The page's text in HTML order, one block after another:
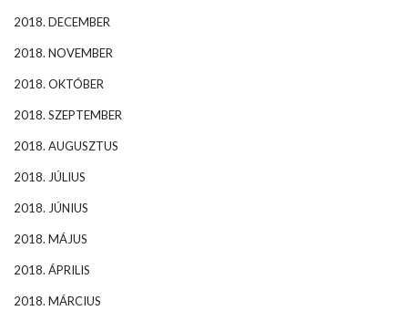
2018. DECEMBER
2018. NOVEMBER
2018. OKTÓBER
2018. SZEPTEMBER
2018. AUGUSZTUS
2018. JÚLIUS
2018. JÚNIUS
2018. MÁJUS
2018. ÁPRILIS
2018. MÁRCIUS